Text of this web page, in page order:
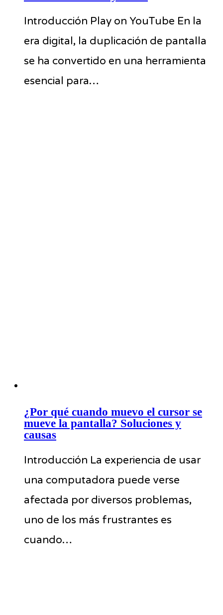
Introducción Play on YouTube En la
era digital, la duplicación de pantalla
se ha convertido en una herramienta
esencial para…
¿Por qué cuando muevo el cursor se
mueve la pantalla? Soluciones y
causas
Introducción La experiencia de usar
una computadora puede verse
afectada por diversos problemas,
uno de los más frustrantes es
cuando…